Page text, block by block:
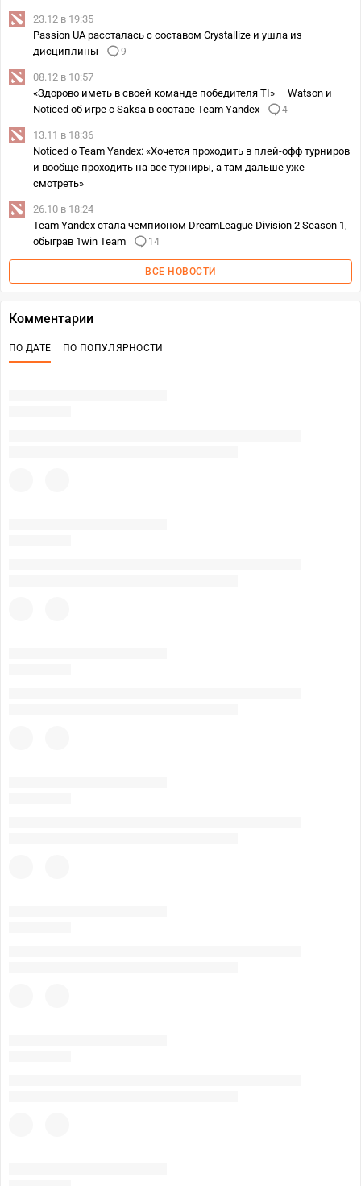
23.12 в 19:35
Passion UA рассталась с составом Crystallize и ушла из
дисциплины
9
08.12 в 10:57
«Здорово иметь в своей команде победителя TI» — Watson и
Noticed об игре с Saksa в составе Team Yandex
4
13.11 в 18:36
Noticed о Team Yandex: «Хочется проходить в плей-офф турниров
и вообще проходить на все турниры, а там дальше уже
смотреть»
26.10 в 18:24
Team Yandex стала чемпионом DreamLeague Division 2 Season 1,
обыграв 1win Team
14
ВСЕ НОВОСТИ
Комментарии
ПО ДАТЕ ПО ПОПУЛЯРНОСТИ